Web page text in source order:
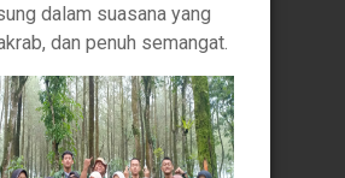
dalam suasana yang
dan penuh semangat.